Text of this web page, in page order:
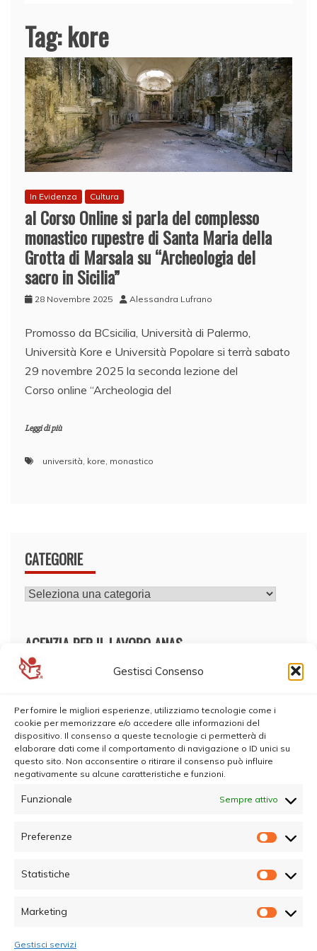
Gestisci Consenso
Per fornire le migliori esperienze, utilizziamo tecnologie come i
cookie per memorizzare e/o accedere alle informazioni del
dispositivo. Il consenso a queste tecnologie ci permetterà di
elaborare dati come il comportamento di navigazione o ID unici su
questo sito. Non acconsentire o ritirare il consenso può influire
negativamente su alcune caratteristiche e funzioni.
Funzionale Sempre attivo
Preferenze
Statistiche
Marketing
Gestisci servizi
Tag:kore
In Evidenza Cultura
al Corso Online si parla del complesso
monastico rupestre di Santa Maria della
Grotta di Marsala su “Archeologia del
sacro in Sicilia”
28 Novembre 2025 Alessandra Lufrano
Promosso da BCsicilia, Università di Palermo,
Università Kore e Università Popolare si terrà sabato
29 novembre 2025 la seconda lezione del
Corso online “Archeologia del
Leggi di più
università, kore, monastico
CATEGORIE
CATEGORIE
AGENZIA PER IL LAVORO ANAS